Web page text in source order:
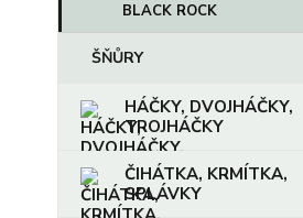
BLACK ROCK
ŠŇŮRY
HÁČKY, DVOJHÁČKY,
TROJHÁČKY
ČIHÁTKA, KRMÍTKA,
SPLÁVKY